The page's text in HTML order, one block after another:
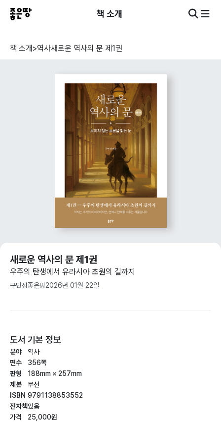
책 소개
책 소개>역사새로운 역사의 문 제1권
새로운 역사의 문 제1권
우주의 탄생에서 유라시아 초원의 길까지
구민성좋은땅2026년 01월 22일
도서 기본 정보
분야
면수
판형
제본
ISBN
전자책
가격
역사
356쪽
188mm × 257mm
무선
9791138853552
있음
25,000원